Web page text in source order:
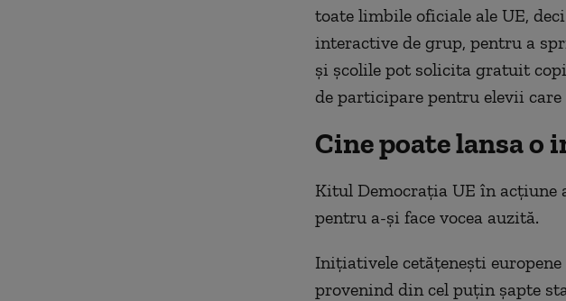
toate limbile oficiale ale UE,
interactive de grup, pentru a
și școlile pot solicita gratuit
de participare pentru elevii
Cine poate lansa o
Kitul Democrația UE în acțiune
pentru a-și face vocea auzită.
Inițiativele cetățenești
provenind din cel puțin șapte